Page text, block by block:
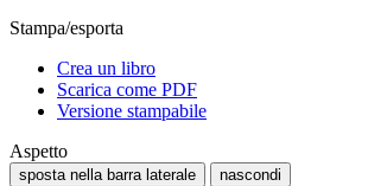
Stampa/esporta
Crea un libro
Scarica come PDF
Versione stampabile
Aspetto
sposta nella barra laterale nascondi